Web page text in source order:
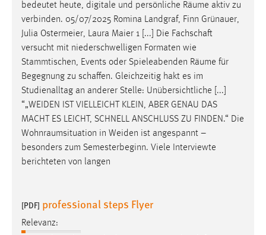
bedeutet heute, digitale und persönliche Räume aktiv zu
verbinden. 05/07/2025 Romina Landgraf, Finn Grünauer,
Julia Ostermeier, Laura Maier 1 [...] Die Fachschaft
versucht mit niederschwelligen Formaten wie
Stammtischen, Events oder Spieleabenden Räume für
Begegnung zu schaffen. Gleichzeitig hakt es im
Studienalltag an anderer Stelle: Unübersichtliche [...]
“„WEIDEN IST VIELLEICHT KLEIN, ABER GENAU DAS
MACHT ES LEICHT, SCHNELL ANSCHLUSS ZU FINDEN.“ Die
Wohnraumsituation in Weiden ist angespannt –
besonders zum Semesterbeginn. Viele Interviewte
berichteten von langen
[PDF] professional steps Flyer
Relevanz:
Login
Name:
fe_user, be_user, be_lastLoginProvider
Dieser Cookie ist notwendig um sich an der Website
einloggen zu können.
Cookie Laufzeit:
24 Stunden
Diese Informationen helfen uns zu verstehen, wie
unsere Besucher unsere Website nutzen.